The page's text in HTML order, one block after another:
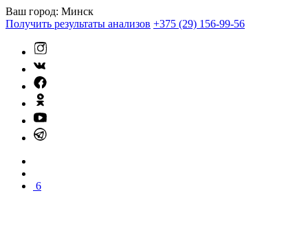
Ваш город: Минск
Получить результаты анализов +375 (29) 156-99-56
6